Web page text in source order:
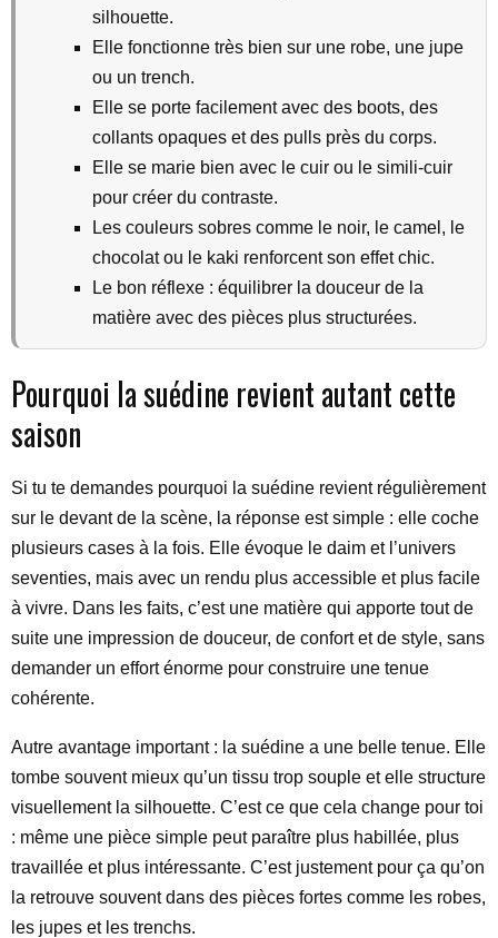
silhouette.
Elle fonctionne très bien sur une robe, une jupe
ou un trench.
Elle se porte facilement avec des boots, des
collants opaques et des pulls près du corps.
Elle se marie bien avec le cuir ou le simili-cuir
pour créer du contraste.
Les couleurs sobres comme le noir, le camel, le
chocolat ou le kaki renforcent son effet chic.
Le bon réflexe : équilibrer la douceur de la
matière avec des pièces plus structurées.
Pourquoi la suédine revient autant cette
saison
Si tu te demandes pourquoi la suédine revient régulièrement
sur le devant de la scène, la réponse est simple : elle coche
plusieurs cases à la fois. Elle évoque le daim et l’univers
seventies, mais avec un rendu plus accessible et plus facile
à vivre. Dans les faits, c’est une matière qui apporte tout de
suite une impression de douceur, de confort et de style, sans
demander un effort énorme pour construire une tenue
cohérente.
Autre avantage important : la suédine a une belle tenue. Elle
tombe souvent mieux qu’un tissu trop souple et elle structure
visuellement la silhouette. C’est ce que cela change pour toi
: même une pièce simple peut paraître plus habillée, plus
travaillée et plus intéressante. C’est justement pour ça qu’on
la retrouve souvent dans des pièces fortes comme les robes,
les jupes et les trenchs.